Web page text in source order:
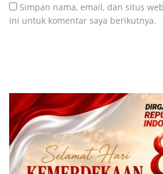
Simpan nama, email, dan situs
ini untuk komentar saya berikutnya.